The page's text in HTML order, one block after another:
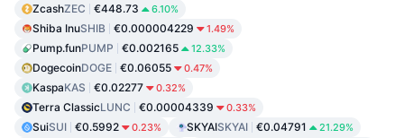
ZcashZEC €448.73 6.10%
Shiba InuSHIB €0.000004229 1.49%
Pump.funPUMP €0.002165 12.33%
DogecoinDOGE €0.06055 0.47%
KaspaKAS €0.02277 0.32%
Terra ClassicLUNC €0.00004339 0.33%
SuiSUI €0.5992 0.23% SKYAISKYAI €0.04791 21.29%